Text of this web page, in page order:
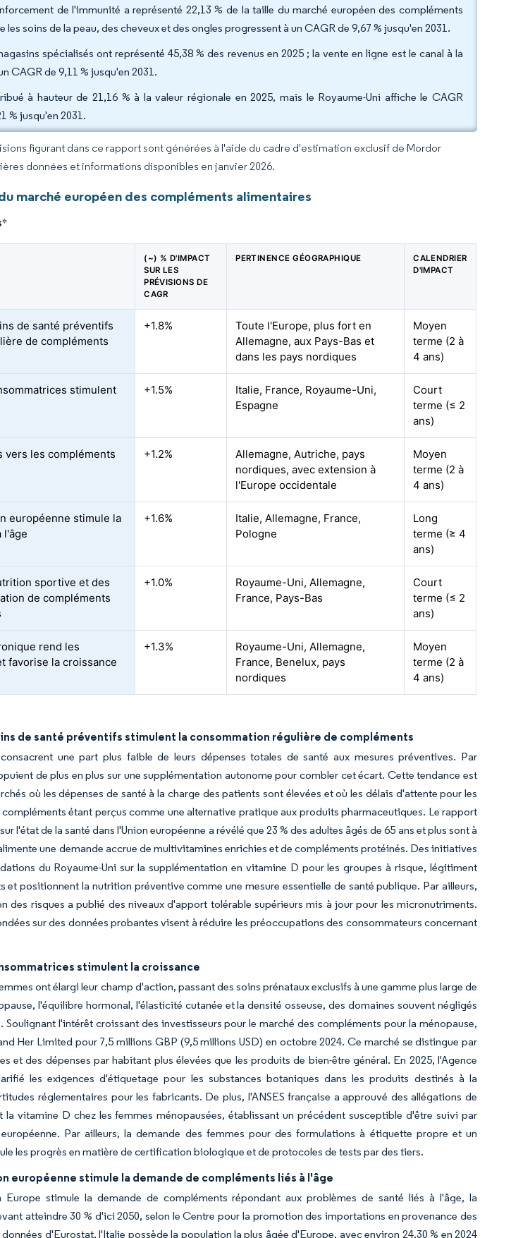
de l'immunité a représenté 22,13 % de la taille du marché européen des compléments
les soins de la peau, des cheveux et des ongles progressent à un CAGR de 9,67 % jusqu'en 2031.
spécialisés ont représenté 45,38 % des revenus en 2025 ; la vente en ligne est le canal à la
CAGR de 9,11 % jusqu'en 2031.
à hauteur de 21,16 % à la valeur régionale en 2025, mais le Royaume-Uni affiche le CAGR
% jusqu'en 2031.
figurant dans ce rapport sont générées à l'aide du cadre d'estimation exclusif de Mordor
données et informations disponibles en janvier 2026.
marché européen des compléments alimentaires
*
(~) % D'IMPACT
SUR LES
PRÉVISIONS DE
CAGR
PERTINENCE GÉOGRAPHIQUE
CALENDRIER
D'IMPACT
de santé préventifs
de compléments
+1.8%
Toute l'Europe, plus fort en
Allemagne, aux Pays-Bas et
dans les pays nordiques
Moyen
terme (2 à
4 ans)
stimulent
+1.5%
Italie, France, Royaume-Uni,
Espagne
Court
terme (≤ 2
ans)
vers les compléments
+1.2%
Allemagne, Autriche, pays
nordiques, avec extension à
l'Europe occidentale
Moyen
terme (2 à
4 ans)
européenne stimule la
l'âge
+1.6%
Italie, Allemagne, France,
Pologne
Long
terme (≥ 4
ans)
sportive et des
de compléments
+1.0%
Royaume-Uni, Allemagne,
France, Pays-Bas
Court
terme (≤ 2
ans)
rend les
favorise la croissance
+1.3%
Royaume-Uni, Allemagne,
France, Benelux, pays
nordiques
Moyen
terme (2 à
4 ans)
de santé préventifs stimulent la consommation régulière de compléments
une part plus faible de leurs dépenses totales de santé aux mesures préventives. Par
de plus en plus sur une supplémentation autonome pour combler cet écart. Cette tendance est
où les dépenses de santé à la charge des patients sont élevées et où les délais d'attente pour les
étant perçus comme une alternative pratique aux produits pharmaceutiques. Le rapport
l'état de la santé dans l'Union européenne a révélé que 23 % des adultes âgés de 65 ans et plus sont à
une demande accrue de multivitamines enrichies et de compléments protéinés. Des initiatives
du Royaume-Uni sur la supplémentation en vitamine D pour les groupes à risque, légitiment
positionnent la nutrition préventive comme une mesure essentielle de santé publique. Par ailleurs,
des risques a publié des niveaux d'apport tolérable supérieurs mis à jour pour les micronutriments.
sur des données probantes visent à réduire les préoccupations des consommateurs concernant
stimulent la croissance
ont élargi leur champ d'action, passant des soins prénataux exclusifs à une gamme plus large de
l'équilibre hormonal, l'élasticité cutanée et la densité osseuse, des domaines souvent négligés
Soulignant l'intérêt croissant des investisseurs pour le marché des compléments pour la ménopause,
Her Limited pour 7,5 millions GBP (9,5 millions USD) en octobre 2024. Ce marché se distingue par
et des dépenses par habitant plus élevées que les produits de bien-être général. En 2025, l'Agence
les exigences d'étiquetage pour les substances botaniques dans les produits destinés à la
réglementaires pour les fabricants. De plus, l'ANSES française a approuvé des allégations de
vitamine D chez les femmes ménopausées, établissant un précédent susceptible d'être suivi par
Par ailleurs, la demande des femmes pour des formulations à étiquette propre et un
les progrès en matière de certification biologique et de protocoles de tests par des tiers.
européenne stimule la demande de compléments liés à l'âge
Europe stimule la demande de compléments répondant aux problèmes de santé liés à l'âge, la
atteindre 30 % d'ici 2050, selon le Centre pour la promotion des importations en provenance des
données d'Eurostat, l'Italie possède la population la plus âgée d'Europe, avec environ 24,30 % en 2024